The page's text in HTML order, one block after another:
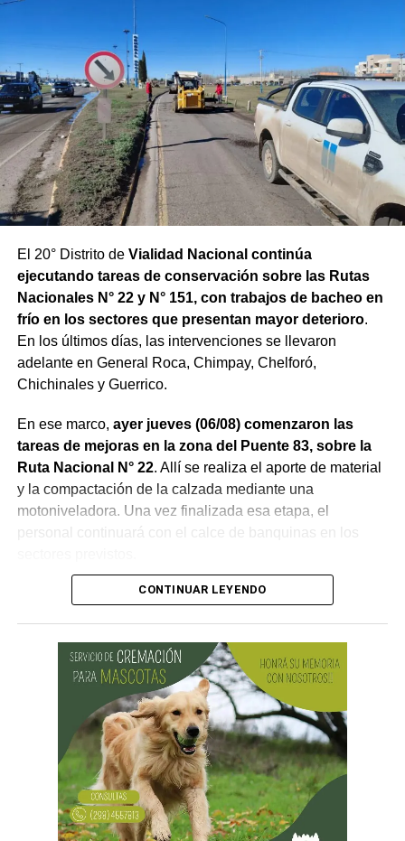
El 20° Distrito de Vialidad Nacional continúa
ejecutando tareas de conservación sobre las Rutas
Nacionales N° 22 y N° 151, con trabajos de bacheo en
frío en los sectores que presentan mayor deterioro.
En los últimos días, las intervenciones se llevaron
adelante en General Roca, Chimpay, Chelforó,
Chichinales y Guerrico.
En ese marco, ayer jueves (06/08) comenzaron las
tareas de mejoras en la zona del Puente 83, sobre la
Ruta Nacional N° 22. Allí se realiza el aporte de material
y la compactación de la calzada mediante una
motoniveladora. Una vez finalizada esa etapa, el
personal continuará con el calce de banquinas en los
Desde Vialidad Nacional informaron que,durante las
próximas semanas, el operativo de bacheo será
reforzado con dos nuevas cuadrillas de trabajo y dos
camiones bacheadores, lo que permitirá incrementar
CONTINUAR LEYENDO